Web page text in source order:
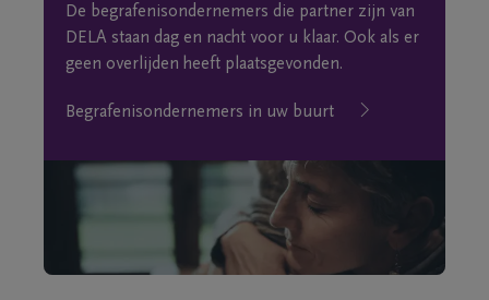
De begrafenisondernemers die partner zijn van
DELA staan dag en nacht voor u klaar. Ook als er
geen overlijden heeft plaatsgevonden.
Begrafenisondernemers in uw buurt